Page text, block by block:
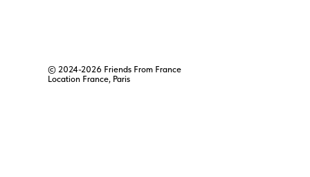
© 2024-2026 Friends From France
Location France, Paris